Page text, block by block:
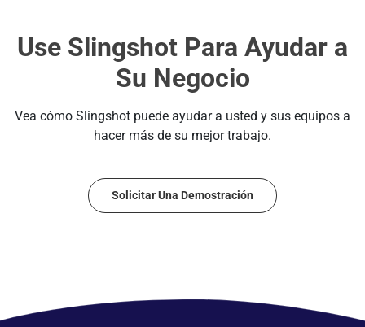
Use Slingshot Para Ayudar a
Su Negocio
Vea cómo Slingshot puede ayudar a usted y sus equipos a
hacer más de su mejor trabajo.
Solicitar Una Demostración